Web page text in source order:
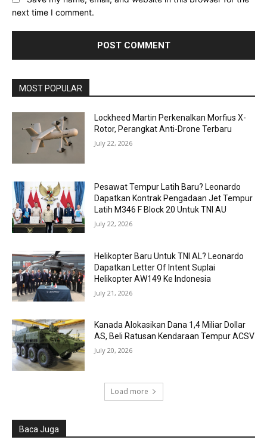
next time I comment.
MOST POPULAR
Lockheed Martin Perkenalkan Morfius X-
Rotor, Perangkat Anti-Drone Terbaru
July 22, 2026
Pesawat Tempur Latih Baru? Leonardo
Dapatkan Kontrak Pengadaan Jet Tempur
Latih M346 F Block 20 Untuk TNI AU
July 22, 2026
Helikopter Baru Untuk TNI AL? Leonardo
Dapatkan Letter Of Intent Suplai
Helikopter AW149 Ke Indonesia
July 21, 2026
Kanada Alokasikan Dana 1,4 Miliar Dollar
AS, Beli Ratusan Kendaraan Tempur ACSV
July 20, 2026
Load more
Baca Juga